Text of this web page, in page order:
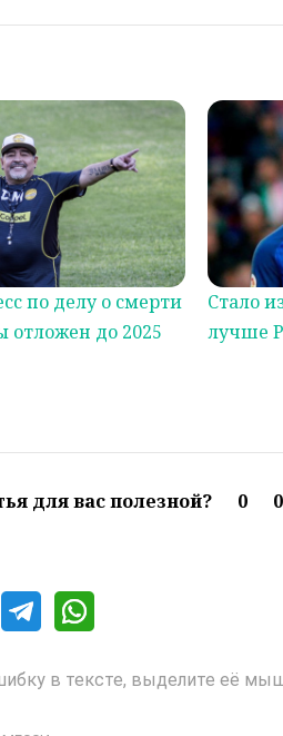
по делу о смерти
до 2025
Стало
лучше
для вас полезной? 0 0
в тексте, выделите её